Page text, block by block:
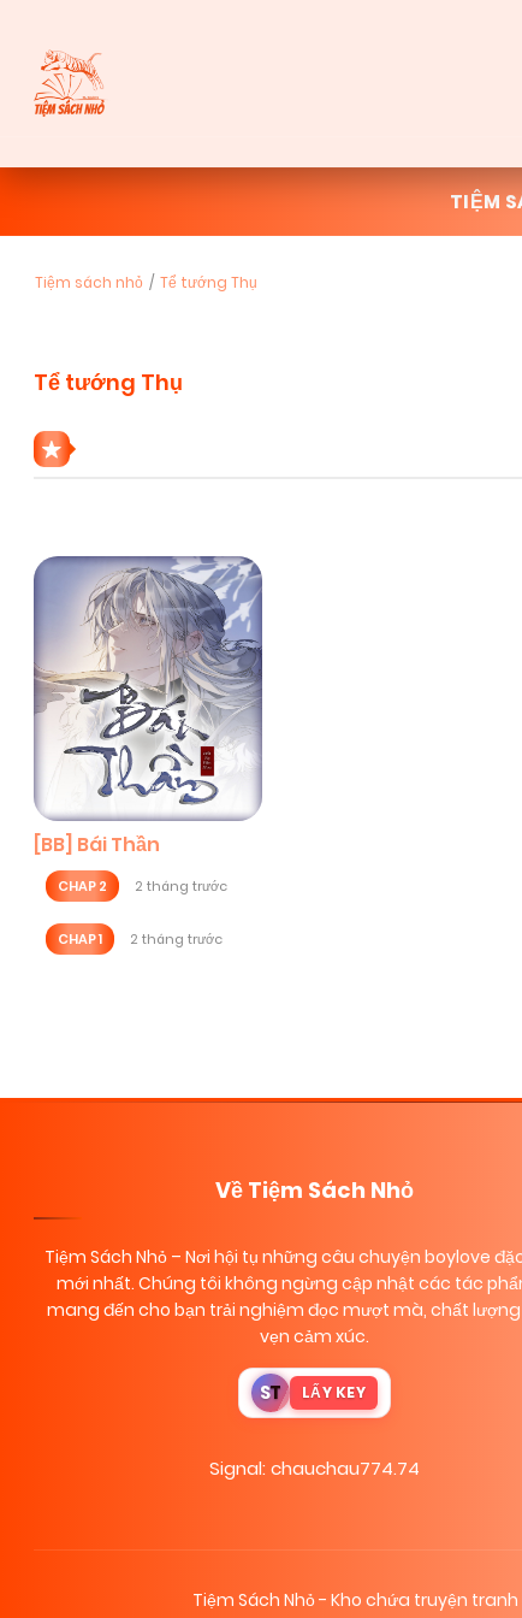
TIỆM
Tiệm sách nhỏ Tể tướng Thụ
Tể tướng Thụ
[BB] Bái Thần
CHAP 2 2 tháng trước
CHAP 1 2 tháng trước
Về Tiệm Sách Nhỏ
Tiệm Sách Nhỏ – Nơi hội tụ những câu chuyện boylove
mới nhất. Chúng tôi không ngừng cập nhật các tác
mang đến cho bạn trải nghiệm đọc mượt mà, chất
vẹn cảm xúc.
ST LẤY KEY
Signal: chauchau774.74
Tiệm Sách Nhỏ - Kho chứa truyện